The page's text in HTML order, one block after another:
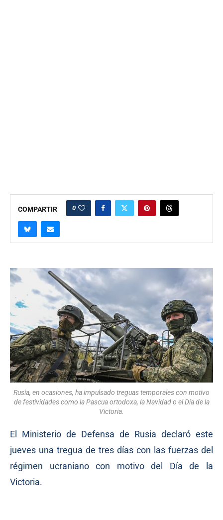
COMPARTIR 0
Rusia, en ocasiones, ha impulsado treguas temporales con motivo
de festividades como la Pascua ortodoxa, la Navidad o el Día de la
Victoria.
El Ministerio de Defensa de Rusia declaró este
jueves una tregua de tres días con las fuerzas del
régimen ucraniano con motivo del Día de la
Victoria.